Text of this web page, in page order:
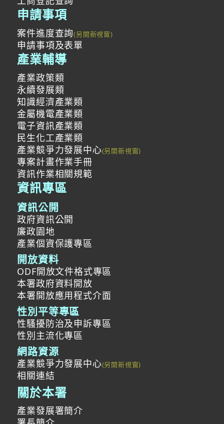
申請事項
案件進度查詢
申請事項及表單
產業輔導
產業政策類
永續發展類
知識經濟產業類
金屬機電產業類
電子資訊產業類
民生化工產業類
產業競爭力發展中心
專案計畫作業手冊
資訊作業相關規範
資訊專區
資訊公開
政府資訊公開
廉政園地
產業個資保護專區
開放資料
ODF開放文件格式專區
本署政府資料開放
本署開放應用程式介面
性別平等專區
性騷擾防治及申訴專區
性別主流化專區
網路資源
產業競爭力發展中心
相關連結
關於本署
產業發展署簡介